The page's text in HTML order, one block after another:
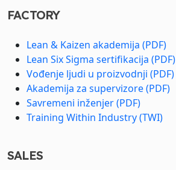
FACTORY
Lean & Kaizen akademija (PDF)
Lean Six Sigma sertifikacija (PDF)
Vođenje ljudi u proizvodnji (PDF)
Akademija za supervizore (PDF)
Savremeni inženjer (PDF)
Training Within Industry (TWI)
SALES